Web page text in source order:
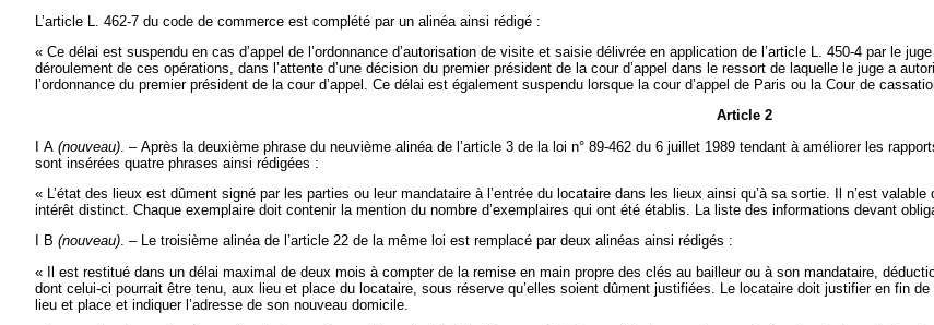
L’article L. 462-7 du code de commerce est complété par un alinéa ainsi rédigé :
« Ce délai est suspendu en cas d’appel de l’ordonnance d’autorisation de visite et saisie délivrée en application de l’article L. 450-4 par le
déroulement de ces opérations, dans l’attente d’une décision du premier président de la cour d’appel dans le ressort de laquelle le juge a
l’ordonnance du premier président de la cour d’appel. Ce délai est également suspendu lorsque la cour d’appel de Paris ou la Cour de
Article 2
I A (nouveau). – Après la deuxième phrase du neuvième alinéa de l’article 3 de la loi n° 89-462 du 6 juillet 1989 tendant à améliorer les
sont insérées quatre phrases ainsi rédigées :
« L’état des lieux est dûment signé par les parties ou leur mandataire à l’entrée du locataire dans les lieux ainsi qu’à sa sortie. Il n’est
intérêt distinct. Chaque exemplaire doit contenir la mention du nombre d’exemplaires qui ont été établis. La liste des informations devant
I B (nouveau). – Le troisième alinéa de l’article 22 de la même loi est remplacé par deux alinéas ainsi rédigés :
« Il est restitué dans un délai maximal de deux mois à compter de la remise en main propre des clés au bailleur ou à son mandataire,
dont celui-ci pourrait être tenu, aux lieu et place du locataire, sous réserve qu’elles soient dûment justifiées. Le locataire doit justifier en fin
lieu et place et indiquer l’adresse de son nouveau domicile.